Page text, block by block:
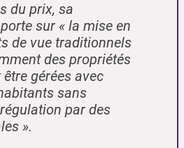
du prix, sa
sur «la mise en
de vue traditionnels
des propriétés
gérées avec
sans
par des
».